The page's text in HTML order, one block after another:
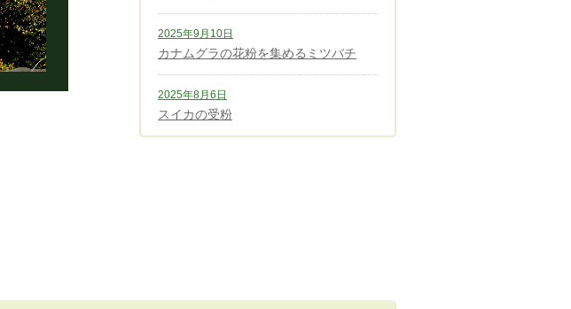
2025年9月10日
カナムグラの花粉を集めるミツバチ
2025年8月6日
スイカの受粉